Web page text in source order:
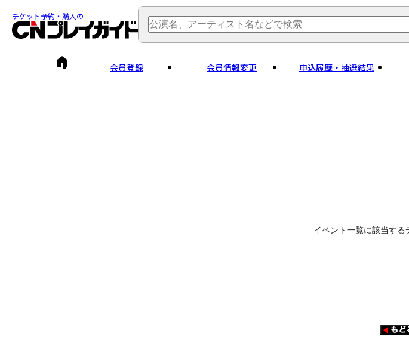
チケット予約・購入の
会員登録 会員情報変更 申込履歴・抽選結果
イベント一覧に該当する